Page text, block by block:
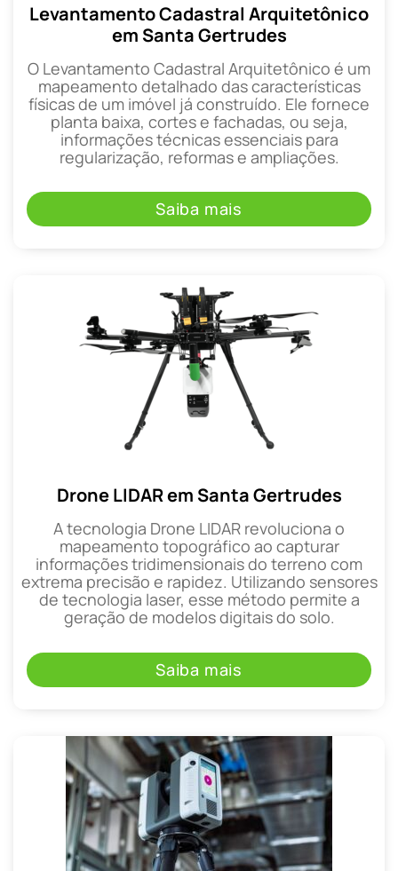
Levantamento Cadastral Arquitetônico
em Santa Gertrudes
O Levantamento Cadastral Arquitetônico é um
mapeamento detalhado das características
físicas de um imóvel já construído. Ele fornece
planta baixa, cortes e fachadas, ou seja,
informações técnicas essenciais para
regularização, reformas e ampliações.
Saiba mais
Drone LIDAR em Santa Gertrudes
A tecnologia Drone LIDAR revoluciona o
mapeamento topográfico ao capturar
informações tridimensionais do terreno com
extrema precisão e rapidez. Utilizando sensores
de tecnologia laser, esse método permite a
geração de modelos digitais do solo.
Saiba mais